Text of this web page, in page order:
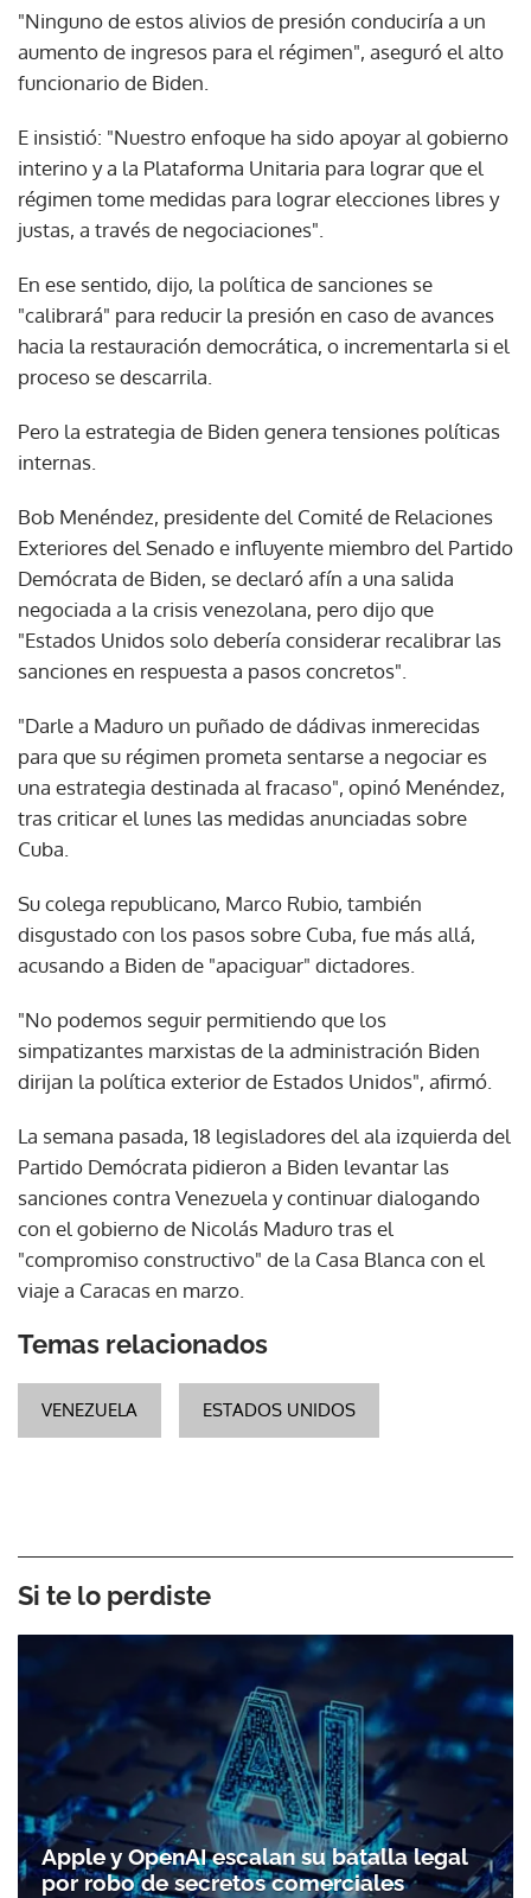
"Ninguno de estos alivios de presión conduciría a un
aumento de ingresos para el régimen", aseguró el alto
funcionario de Biden.
E insistió: "Nuestro enfoque ha sido apoyar al gobierno
interino y a la Plataforma Unitaria para lograr que el
régimen tome medidas para lograr elecciones libres y
justas, a través de negociaciones".
En ese sentido, dijo, la política de sanciones se
"calibrará" para reducir la presión en caso de avances
hacia la restauración democrática, o incrementarla si el
proceso se descarrila.
Pero la estrategia de Biden genera tensiones políticas
internas.
Bob Menéndez, presidente del Comité de Relaciones
Exteriores del Senado e influyente miembro del Partido
Demócrata de Biden, se declaró afín a una salida
negociada a la crisis venezolana, pero dijo que
"Estados Unidos solo debería considerar recalibrar las
sanciones en respuesta a pasos concretos".
"Darle a Maduro un puñado de dádivas inmerecidas
para que su régimen prometa sentarse a negociar es
una estrategia destinada al fracaso", opinó Menéndez,
tras criticar el lunes las medidas anunciadas sobre
Cuba.
Su colega republicano, Marco Rubio, también
disgustado con los pasos sobre Cuba, fue más allá,
acusando a Biden de "apaciguar" dictadores.
"No podemos seguir permitiendo que los
simpatizantes marxistas de la administración Biden
dirijan la política exterior de Estados Unidos", afirmó.
La semana pasada, 18 legisladores del ala izquierda del
Partido Demócrata pidieron a Biden levantar las
sanciones contra Venezuela y continuar dialogando
con el gobierno de Nicolás Maduro tras el
"compromiso constructivo" de la Casa Blanca con el
viaje a Caracas en marzo.
Temas relacionados
VENEZUELA ESTADOS UNIDOS
Si te lo perdiste
Apple y OpenAI escalan su batalla legal
por robo de secretos comerciales